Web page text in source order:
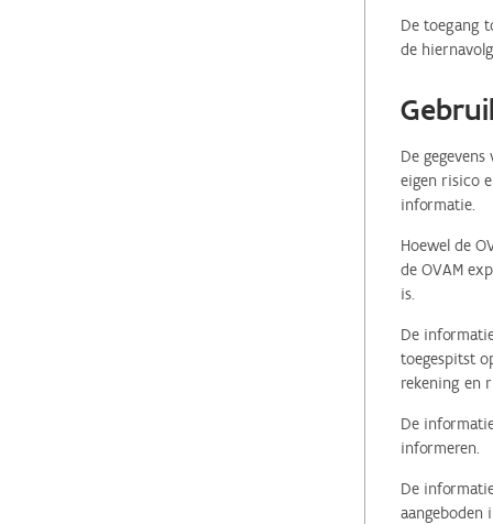
De toegang
de
De
eigen risico
informatie.
Hoewel de
de OVAM
is.
De
toegespitst
rekening en
De
informeren.
De
aangeboden